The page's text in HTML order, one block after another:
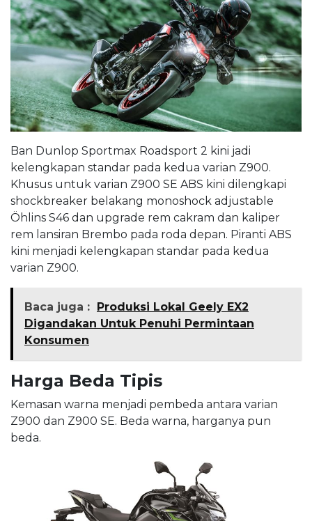
Ban Dunlop Sportmax Roadsport 2 kini jadi
kelengkapan standar pada kedua varian Z900.
Khusus untuk varian Z900 SE ABS kini dilengkapi
shockbreaker belakang monoshock adjustable
Öhlins S46 dan upgrade rem cakram dan kaliper
rem lansiran Brembo pada roda depan. Piranti ABS
kini menjadi kelengkapan standar pada kedua
varian Z900.
Baca juga : Produksi Lokal Geely EX2
Digandakan Untuk Penuhi Permintaan
Konsumen
Harga Beda Tipis
Kemasan warna menjadi pembeda antara varian
Z900 dan Z900 SE. Beda warna, harganya pun
beda.